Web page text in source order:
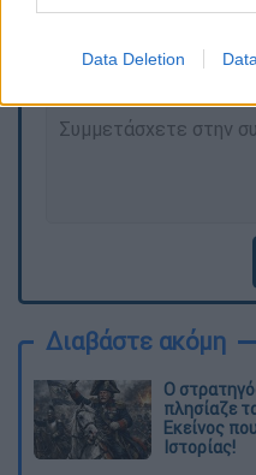
Data Deletion
διαγράφονται
Διαβάστε ακόμη
O
πλησίαζε
Εκείνος
Ιστορίας!